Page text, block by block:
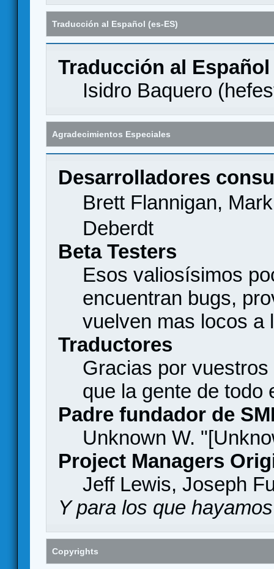
Traducción al Español (es-ES)
Traducción al Español
Isidro Baquero (
Agradecimientos Especiales
Desarrolladores
Brett Flannigan,
Deberdt
Beta Testers
Esos valiosísimos
encuentran bugs,
vuelven mas locos a
Traductores
Gracias por
que la gente de todo
Padre fundador de
Unknown W.
Project Managers
Jeff Lewis, Joseph
Y para los que
Copyrights